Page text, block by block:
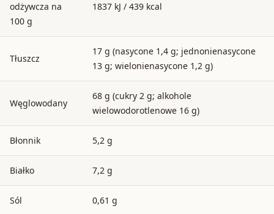
odżywcza na
100 g
1837 kJ / 439 kcal
Tłuszcz
17 g (nasycone 1,4 g; jednonienasycone
13 g; wielonienasycone 1,2 g)
Węglowodany
68 g (cukry 2 g; alkohole
wielowodorotlenowe 16 g)
Błonnik 5,2 g
Białko 7,2 g
Sól 0,61 g